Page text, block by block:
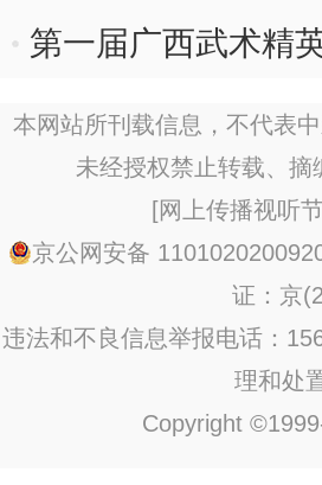
第一届广西武术精
本网站所刊载信息，不代表
未经授权禁止转载、
[网上传播视听
京公网安备
证：京
违法和不良信息举报电话：
理和处
Copyright